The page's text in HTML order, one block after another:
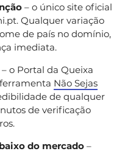
– o único site oficial
Qualquer variação
de país no domínio,
imediata.
– o Portal da Queixa
Não Sejas
de qualquer
de verificação
do mercado –